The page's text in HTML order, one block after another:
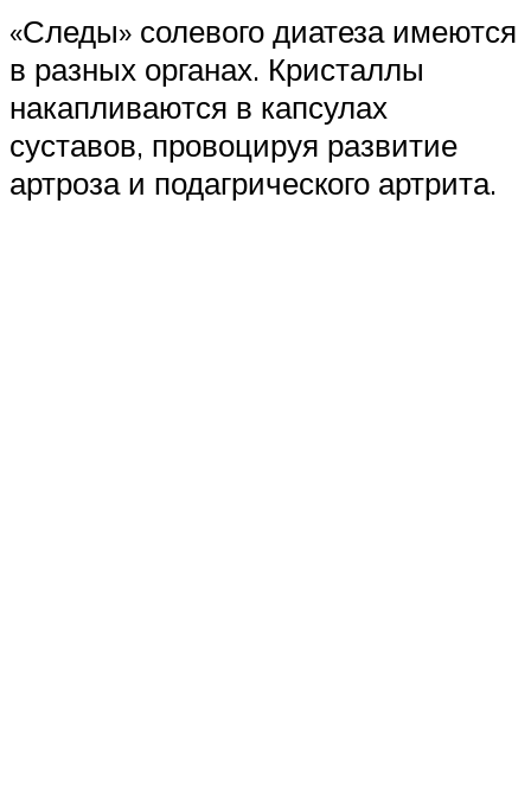
«Следы» солевого диатеза имеются
в разных органах. Кристаллы
накапливаются в капсулах
суставов, провоцируя развитие
артроза и подагрического артрита.